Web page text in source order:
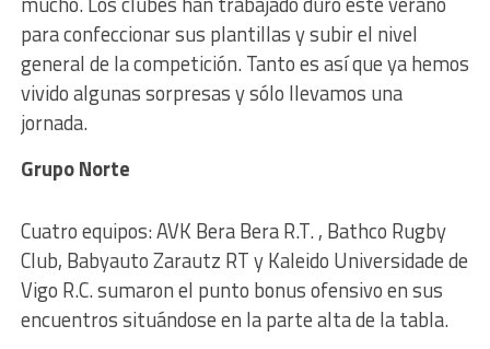
para confeccionar sus plantillas y subir el nivel
general de la competición. Tanto es así que ya hemos
vivido algunas sorpresas y sólo llevamos una
jornada.
Grupo Norte
Cuatro equipos: AVK Bera Bera R.T. , Bathco Rugby
Club, Babyauto Zarautz RT y Kaleido Universidade de
Vigo R.C. sumaron el punto bonus ofensivo en sus
encuentros situándose en la parte alta de la tabla.